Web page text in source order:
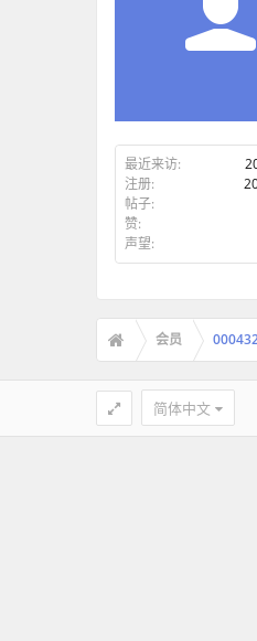
最近来访:
注册:
帖子:
赞:
声望:
会员
简体中文